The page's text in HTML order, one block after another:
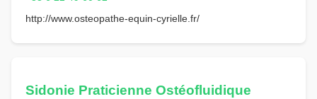
http://www.osteopathe-equin-cyrielle.fr/
Sidonie Praticienne Ostéofluidique